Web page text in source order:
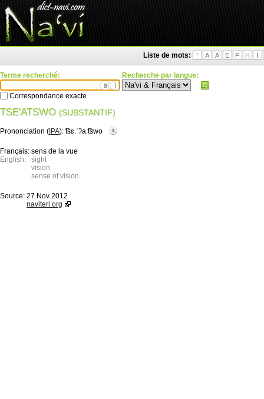
Liste de mots: ' A Ä E F H I
Terme recherché:
ä ì
Correspondance exacte
Recherche par langue:
TSE'ATSWO (SUBSTANTIF)
Prononciation ( IPA):͡tsɛ.ˈʔa.͡tswo
Français: sens de la vue
English:
sight
vision
sense of vision
Source: 27 Nov 2012
naviteri.org